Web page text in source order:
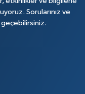
Sorularınız ve